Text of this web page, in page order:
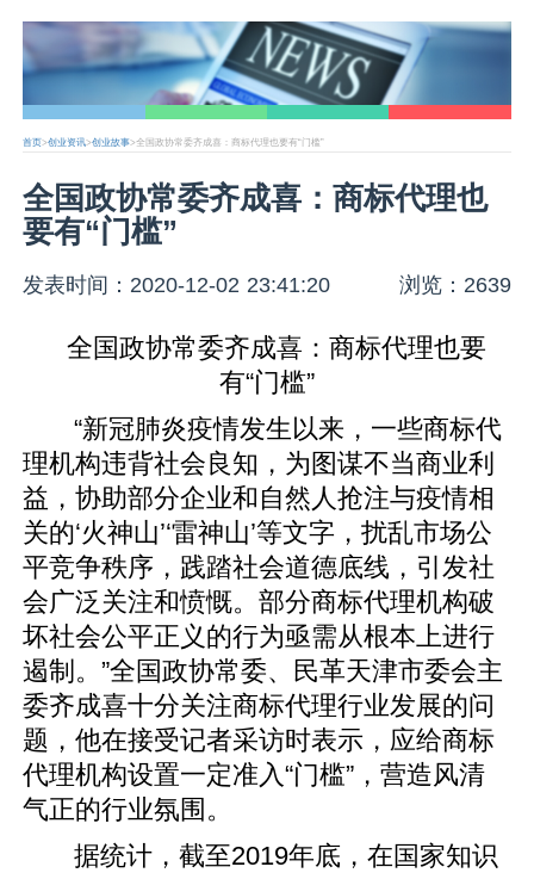
首页>创业资讯>创业故事>全国政协常委齐成喜：商标代理也要有“门槛”
全国政协常委齐成喜：商标代理也
要有“门槛”
发表时间：2020-12-02 23:41:20 浏览：2639
全国政协常委齐成喜：商标代理也要
有“门槛”
“新冠肺炎疫情发生以来，一些商标代
理机构违背社会良知，为图谋不当商业利
益，协助部分企业和自然人抢注与疫情相
关的‘火神山’‘雷神山’等文字，扰乱市场公
平竞争秩序，践踏社会道德底线，引发社
会广泛关注和愤慨。部分商标代理机构破
坏社会公平正义的行为亟需从根本上进行
遏制。”全国政协常委、民革天津市委会主
委齐成喜十分关注商标代理行业发展的问
题，他在接受记者采访时表示，应给商标
代理机构设置一定准入“门槛”，营造风清
气正的行业氛围。
据统计，截至2019年底，在国家知识